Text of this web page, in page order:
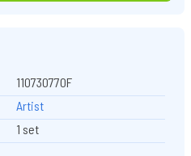
110730770F
Artist
1 set